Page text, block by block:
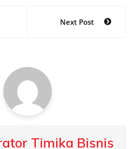
Next Post
Timika Bisnis